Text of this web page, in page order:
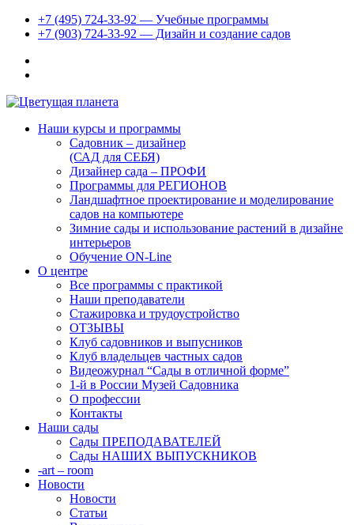
+7 (495) 724-33-92 — Учебные программы
+7 (903) 724-33-92 — Дизайн и создание садов
Наши курсы и программы
Садовник – дизайнер
(САД для СЕБЯ)
Дизайнер сада – ПРОФИ
Программы для РЕГИОНОВ
Ландшафтное проектирование и моделирование
садов на компьютере
Зимние сады и использование растений в дизайне
интерьеров
Обучение ON-Line
О центре
Все программы с практикой
Наши преподаватели
Стажировка и трудоустройство
ОТЗЫВЫ
Клуб садовников и выпусников
Клуб владельцев частных садов
Видеожурнал “Сады в отличной форме”
1-й в России Музей Садовника
О профессии
Контакты
Наши сады
Сады ПРЕПОДАВАТЕЛЕЙ
Сады НАШИХ ВЫПУСКНИКОВ
-art – room
Новости
Новости
Статьи